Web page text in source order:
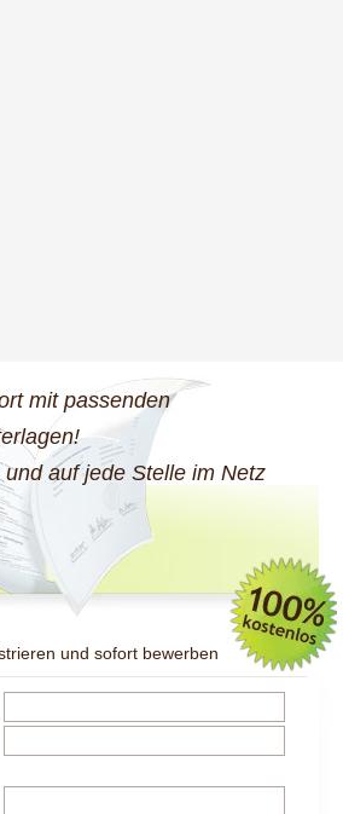
mit passenden
auf jede Stelle im Netz
und sofort bewerben